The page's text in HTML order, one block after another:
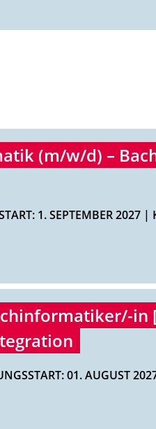
(m/w/d) –
1. SEPTEMBER 2027 |
01. AUGUST